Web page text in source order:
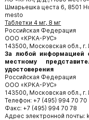
Шмарьешка цеста 6, 8501
mesto
Таблетки 4 мг, 8 мг
Российская Федерация
ООО «КРКА-РУС»
143500, Московская обл.,
За любой информацией
местному
удостоверения
Российская Федерация
ООО «КРКА-РУС»
143500, Московская обл.,
Телефон: +7 (495) 994 70 70
Факс: +7 (495) 994 70 78
Адрес электронной почты: